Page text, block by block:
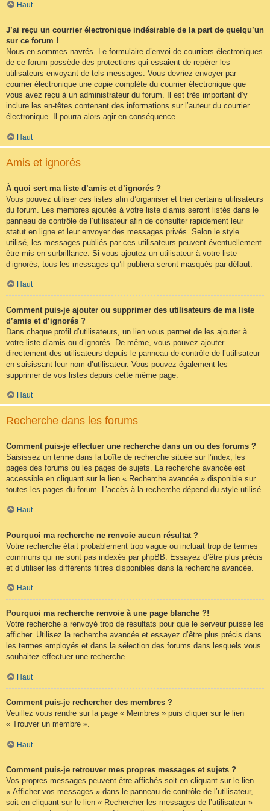
Haut
J’ai reçu un courrier électronique indésirable de la part de quelqu’un
sur ce forum !
Nous en sommes navrés. Le formulaire d’envoi de courriers électroniques
de ce forum possède des protections qui essaient de repérer les
utilisateurs envoyant de tels messages. Vous devriez envoyer par
courrier électronique une copie complète du courrier électronique que
vous avez reçu à un administrateur du forum. Il est très important d’y
inclure les en-têtes contenant des informations sur l’auteur du courrier
électronique. Il pourra alors agir en conséquence.
Haut
Amis et ignorés
À quoi sert ma liste d’amis et d’ignorés ?
Vous pouvez utiliser ces listes afin d’organiser et trier certains utilisateurs
du forum. Les membres ajoutés à votre liste d’amis seront listés dans le
panneau de contrôle de l’utilisateur afin de consulter rapidement leur
statut en ligne et leur envoyer des messages privés. Selon le style
utilisé, les messages publiés par ces utilisateurs peuvent éventuellement
être mis en surbrillance. Si vous ajoutez un utilisateur à votre liste
d’ignorés, tous les messages qu’il publiera seront masqués par défaut.
Haut
Comment puis-je ajouter ou supprimer des utilisateurs de ma liste
d’amis et d’ignorés ?
Dans chaque profil d’utilisateurs, un lien vous permet de les ajouter à
votre liste d’amis ou d’ignorés. De même, vous pouvez ajouter
directement des utilisateurs depuis le panneau de contrôle de l’utilisateur
en saisissant leur nom d’utilisateur. Vous pouvez également les
supprimer de vos listes depuis cette même page.
Haut
Recherche dans les forums
Comment puis-je effectuer une recherche dans un ou des forums ?
Saisissez un terme dans la boîte de recherche située sur l’index, les
pages des forums ou les pages de sujets. La recherche avancée est
accessible en cliquant sur le lien « Recherche avancée » disponible sur
toutes les pages du forum. L’accès à la recherche dépend du style utilisé.
Haut
Pourquoi ma recherche ne renvoie aucun résultat ?
Votre recherche était probablement trop vague ou incluait trop de termes
communs qui ne sont pas indexés par phpBB. Essayez d’être plus précis
et d’utiliser les différents filtres disponibles dans la recherche avancée.
Haut
Pourquoi ma recherche renvoie à une page blanche ?!
Votre recherche a renvoyé trop de résultats pour que le serveur puisse les
afficher. Utilisez la recherche avancée et essayez d’être plus précis dans
les termes employés et dans la sélection des forums dans lesquels vous
souhaitez effectuer une recherche.
Haut
Comment puis-je rechercher des membres ?
Veuillez vous rendre sur la page « Membres » puis cliquer sur le lien
« Trouver un membre ».
Haut
Comment puis-je retrouver mes propres messages et sujets ?
Vos propres messages peuvent être affichés soit en cliquant sur le lien
« Afficher vos messages » dans le panneau de contrôle de l’utilisateur,
soit en cliquant sur le lien « Rechercher les messages de l’utilisateur »